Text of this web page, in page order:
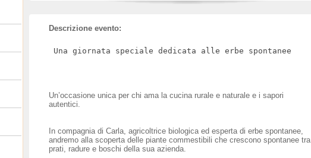
Descrizione evento:
Una giornata speciale dedicata alle erbe spontanee
Un’occasione unica per chi ama la cucina rurale e naturale e i sapori
autentici.
In compagnia di Carla, agricoltrice biologica ed esperta di erbe spontanee,
andremo alla scoperta delle piante commestibili che crescono spontanee tra
prati, radure e boschi della sua azienda.